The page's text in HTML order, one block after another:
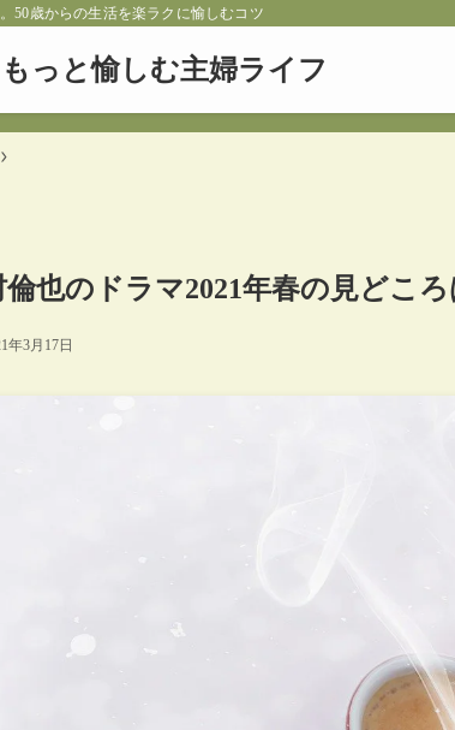
50歳からの生活を楽ラクに愉しむコツ
っと愉しむ主婦ライフ
倫也のドラマ2021年春の見どこ
年3月17日